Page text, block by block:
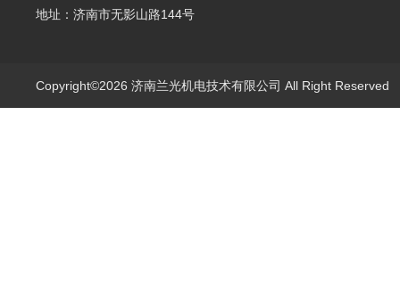
地址：济南市无影山路144号
Copyright©2026 济南兰光机电技术有限公司 All Right